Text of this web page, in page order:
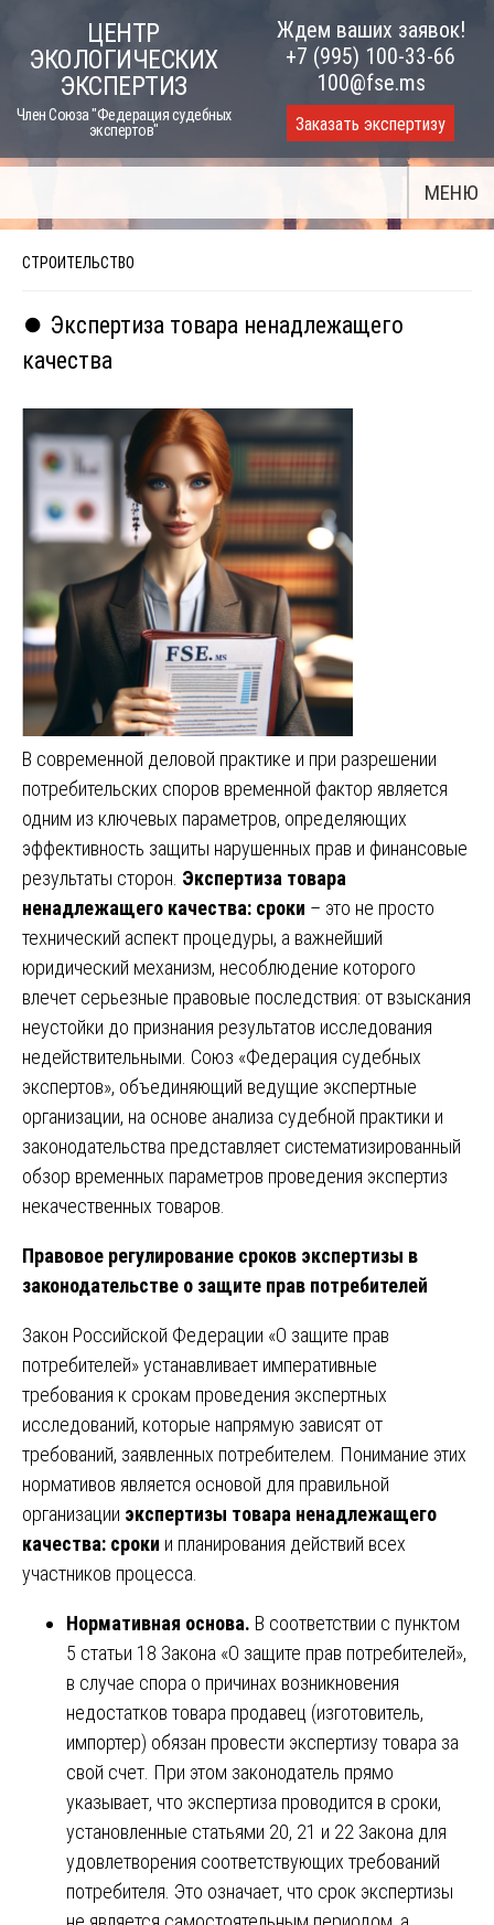
content
ЦЕНТР
ЭКОЛОГИЧЕСКИХ
ЭКСПЕРТИЗ
Член Союза "Федерация судебных
экспертов"
Ждем ваших заявок!
+7 (995) 100-33-66
100@fse.ms
Заказать экспертизу
МЕНЮ
СТРОИТЕЛЬСТВО
⏺️ Экспертиза товара ненадлежащего
качества
В современной деловой практике и при разрешении
потребительских споров временной фактор является
одним из ключевых параметров, определяющих
эффективность защиты нарушенных прав и финансовые
результаты сторон. Экспертиза товара
ненадлежащего качества: сроки – это не просто
технический аспект процедуры, а важнейший
юридический механизм, несоблюдение которого
влечет серьезные правовые последствия: от взыскания
неустойки до признания результатов исследования
недействительными. Союз «Федерация судебных
экспертов», объединяющий ведущие экспертные
организации, на основе анализа судебной практики и
законодательства представляет систематизированный
обзор временных параметров проведения экспертиз
некачественных товаров.
Правовое регулирование сроков экспертизы в
законодательстве о защите прав потребителей
Закон Российской Федерации «О защите прав
потребителей» устанавливает императивные
требования к срокам проведения экспертных
исследований, которые напрямую зависят от
требований, заявленных потребителем. Понимание этих
нормативов является основой для правильной
организации экспертизы товара ненадлежащего
качества: сроки и планирования действий всех
участников процесса.
Нормативная основа. В соответствии с пунктом
5 статьи 18 Закона «О защите прав потребителей»,
в случае спора о причинах возникновения
недостатков товара продавец (изготовитель,
импортер) обязан провести экспертизу товара за
свой счет. При этом законодатель прямо
указывает, что экспертиза проводится в сроки,
установленные статьями 20, 21 и 22 Закона для
удовлетворения соответствующих требований
потребителя. Это означает, что срок экспертизы